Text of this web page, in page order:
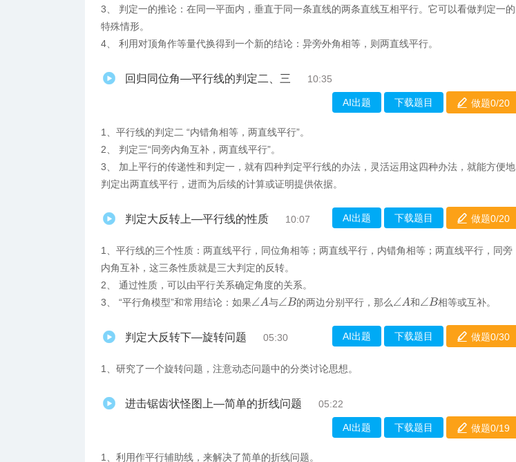
3、 判定一的推论：在同一平面内，垂直于同一条直线的两条直线互相平行。它可以看做判定一的
特殊情形。
4、 利用对顶角作等量代换得到一个新的结论：异旁外角相等，则两直线平行。
回归同位角—平行线的判定二、三 10:35
AI出题 下载题目 做题0/20
1、平行线的判定二 “内错角相等，两直线平行”。
2、 判定三“同旁内角互补，两直线平行”。
3、 加上平行的传递性和判定一，就有四种判定平行线的办法，灵活运用这四种办法，就能方便地
判定出两直线平行，进而为后续的计算或证明提供依据。
判定大反转上—平行线的性质 10:07 AI出题 下载题目 做题0/20
1、平行线的三个性质：两直线平行，同位角相等；两直线平行，内错角相等；两直线平行，同旁
内角互补，这三条性质就是三大判定的反转。
2、 通过性质，可以由平行关系确定角度的关系。
3、 “平行角模型”和常用结论：如果∠A 与∠B 的两边分别平行，那么∠A 和∠B 相等或互补。
判定大反转下—旋转问题 05:30 AI出题 下载题目 做题0/30
1、​研究了一个旋转问题，注意动态问题中的分类讨论思想。
进击锯齿状怪图上—简单的折线问题 05:22
AI出题 下载题目 做题0/19
1、利用作平行辅助线，来解决了简单的折线问题。